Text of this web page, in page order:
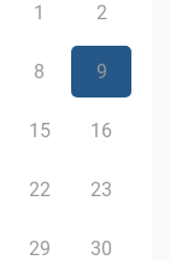
1 2
8 9
15 16
22 23
29 30